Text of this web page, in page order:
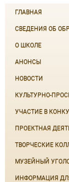
ГЛАВНАЯ
СВЕДЕНИЯ ОБ
О ШКОЛЕ
АНОНСЫ
НОВОСТИ
КУЛЬТУРНО-
УЧАСТИЕ В
ПРОЕКТНАЯ
ТВОРЧЕСКИЕ
МУЗЕЙНЫЙ
ИНФОРМАЦИЯ